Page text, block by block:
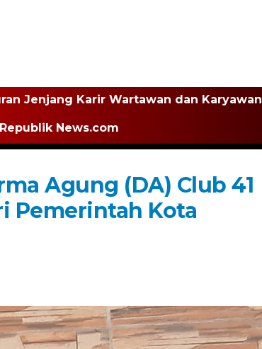
Jenjang Karir Wartawan dan Karyawan
News.com
Agung (DA) Club 41
Pemerintah Kota